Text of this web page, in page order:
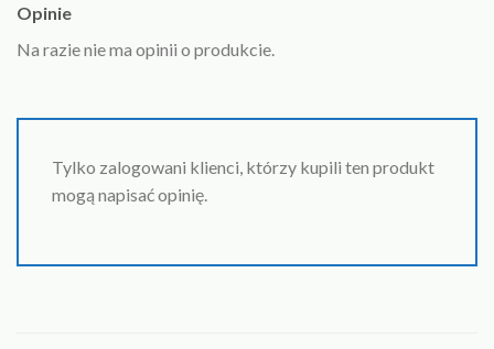
Opinie
Na razie nie ma opinii o produkcie.
Tylko zalogowani klienci, którzy kupili ten produkt
mogą napisać opinię.